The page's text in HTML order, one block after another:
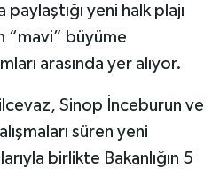
yeni halk plajı
“mavi” büyüme
arasında yer alıyor.
Sinop İnceburun ve
süren yeni
birlikte Bakanlığın 5